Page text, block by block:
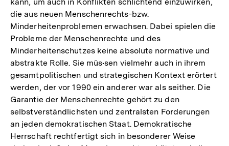
die aus neuen Menschenrechts-bzw.
Minderheitenproblemen erwachsen. Dabei spielen die
Probleme der Menschenrechte und des
Minderheitenschutzes keine absolute normative und
abstrakte Rolle. Sie müs•sen vielmehr auch in ihrem
gesamtpolitischen und strategischen Kontext erörtert
werden, der vor 1990 ein anderer war als seither. Die
Garantie der Menschenrechte gehört zu den
selbstverständlichsten und zentralsten Forderungen
an jeden demokratischen Staat. Demokratische
Herrschaft rechtfertigt sich in besonderer Weise